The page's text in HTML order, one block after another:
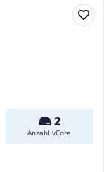
2
Anzahl vCore